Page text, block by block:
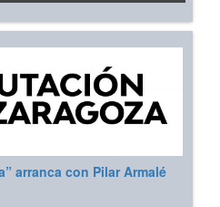
arranca con Pilar Armalé